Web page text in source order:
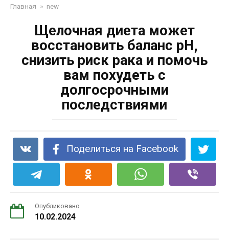
Главная » new
Щелочная диета может
восстановить баланс рН,
снизить риск рака и помочь
вам похудеть с
долгосрочными
последствиями
Поделиться на Facebook
Опубликовано
10.02.2024